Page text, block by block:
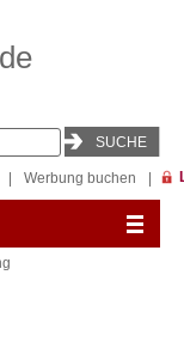
Werbung buchen